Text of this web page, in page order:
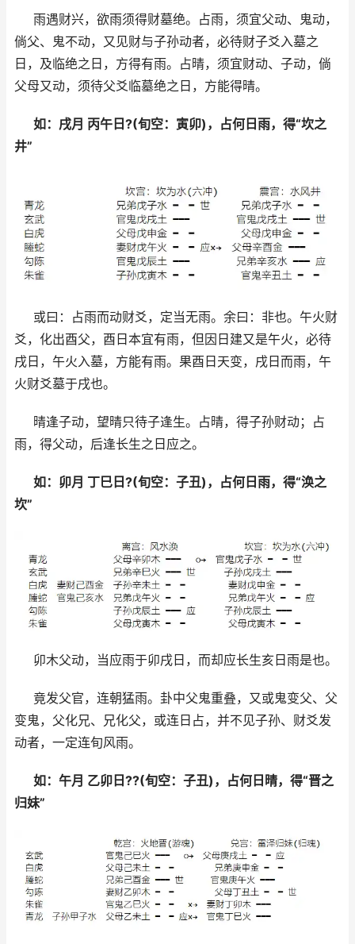
雨遇财兴，欲雨须得财墓绝。占雨，须宜父动、鬼动，
倘父、鬼不动，又见财与子孙动者，必待财子爻入墓之
日，及临绝之日，方得有雨。占晴，须宜财动、子动，倘
父母又动，须待父爻临墓绝之日，方能得晴。
如：戌月 丙午日?(旬空：寅卯)，占何日雨，得“坎之
井”
或曰：占雨而动财爻，定当无雨。余曰：非也。午火财
爻，化出酉父，酉日本宜有雨，但因日建又是午火，必待
戌日，午火入墓，方能有雨。果酉日天变，戌日而雨，午
火财爻墓于戌也。
晴逢子动，望晴只待子逢生。占晴，得子孙财动；占
雨，得父动，后逢长生之日应之。
如：卯月 丁巳日?(旬空：子丑)，占何日雨，得“涣之
坎”
卯木父动，当应雨于卯戌日，而却应长生亥日雨是也。
竟发父官，连朝猛雨。卦中父鬼重叠，又或鬼变父、父
变鬼，父化兄、兄化父，或连日占，并不见子孙、财爻发
动者，一定连旬风雨。
如：午月 乙卯日??(旬空：子丑)，占何日晴，得“晋之
归妹”